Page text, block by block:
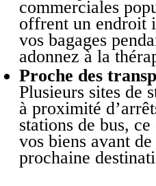
commerciales
offrent un endroit
vos bagages
adonnez à la
Proche des
Plusieurs sites de
à proximité
stations de bus,
vos biens avant
prochaine